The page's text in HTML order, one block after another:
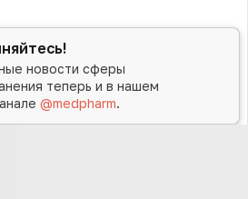
новости сферы
теперь и в нашем
@medpharm.